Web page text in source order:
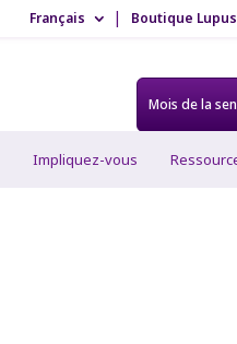
Français Boutique
Mois de la
Impliquez-vous